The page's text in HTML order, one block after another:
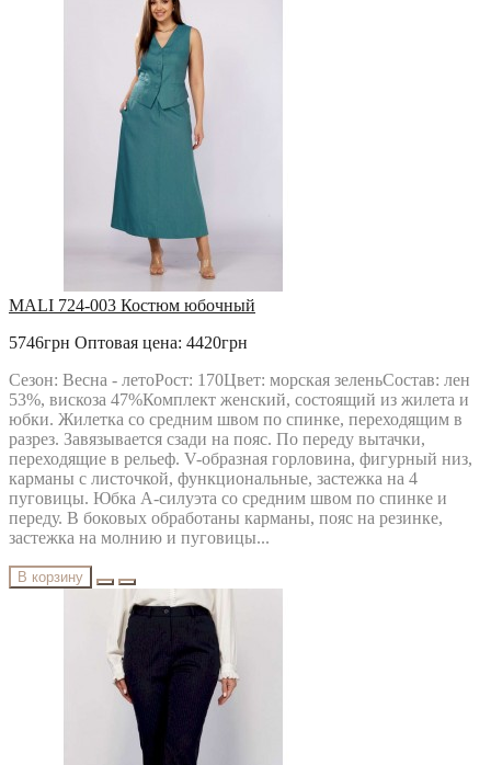
MALI 724-003 Костюм юбочный
5746грн Оптовая цена: 4420грн
Сезон: Весна - летоРост: 170Цвет: морская зеленьСостав: лен
53%, вискоза 47%Комплект женский, состоящий из жилета и
юбки. Жилетка со средним швом по спинке, переходящим в
разрез. Завязывается сзади на пояс. По переду вытачки,
переходящие в рельеф. V-образная горловина, фигурный низ,
карманы с листочкой, функциональные, застежка на 4
пуговицы. Юбка А-силуэта со средним швом по спинке и
переду. В боковых обработаны карманы, пояс на резинке,
застежка на молнию и пуговицы...
В корзину